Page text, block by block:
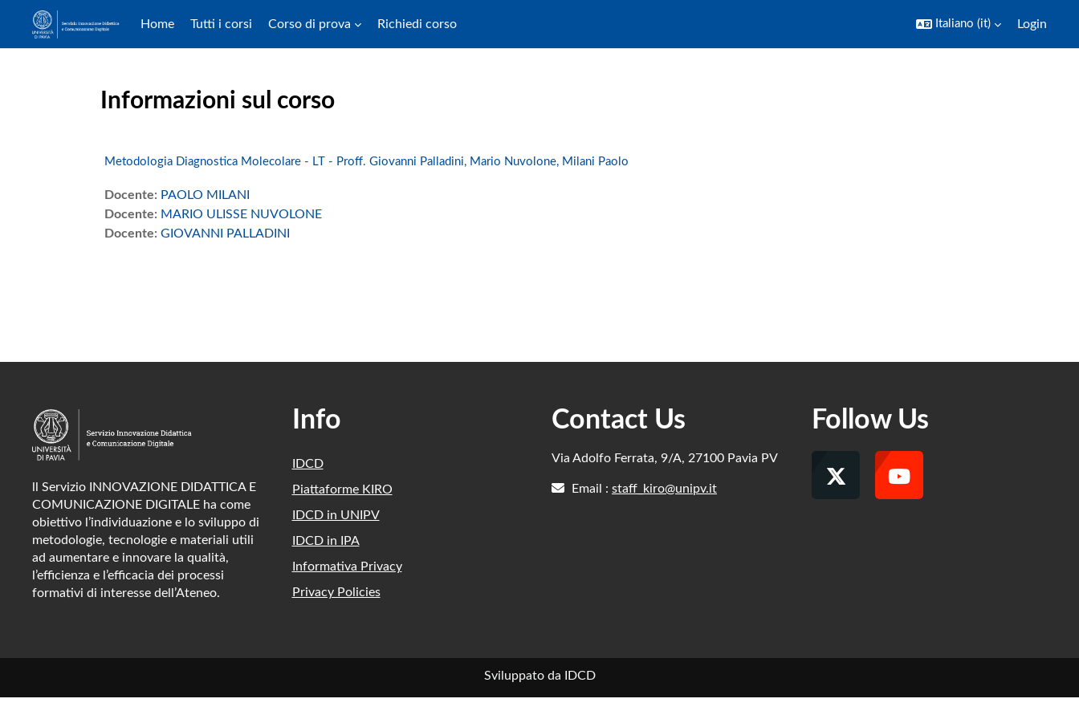
Home Tutti i corsi Corso di prova Richiedi corso Italiano ‎(it)‎ Login
Informazioni sul corso
Metodologia Diagnostica Molecolare - LT - Proff. Giovanni Palladini, Mario Nuvolone, Milani Paolo
Docente: PAOLO MILANI
Docente: MARIO ULISSE NUVOLONE
Docente: GIOVANNI PALLADINI
ll Servizio INNOVAZIONE DIDATTICA E
COMUNICAZIONE DIGITALE ha come
obiettivo l’individuazione e lo sviluppo di
metodologie, tecnologie e materiali utili
ad aumentare e innovare la qualità,
l’efficienza e l’efficacia dei processi
formativi di interesse dell’Ateneo.
Info
IDCD
Piattaforme KIRO
IDCD in UNIPV
IDCD in IPA
Informativa Privacy
Privacy Policies
Contact Us
Via Adolfo Ferrata, 9/A, 27100 Pavia PV
Email : staff_kiro@unipv.it
Follow Us
Sviluppato da IDCD